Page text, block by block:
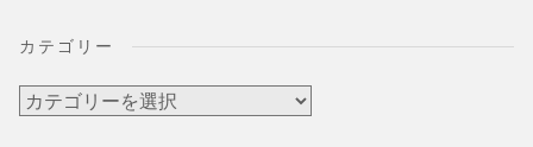
カテゴリー
カ